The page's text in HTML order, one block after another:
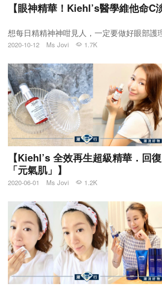
【眼神精華！Kiehl’s醫學維他命C
2020-10-12 Ms Jovi 1.7K
【Kiehl’s 全效再生超級精華．回復
「元氣肌」】
2020-06-01 Ms Jovi 1.2K